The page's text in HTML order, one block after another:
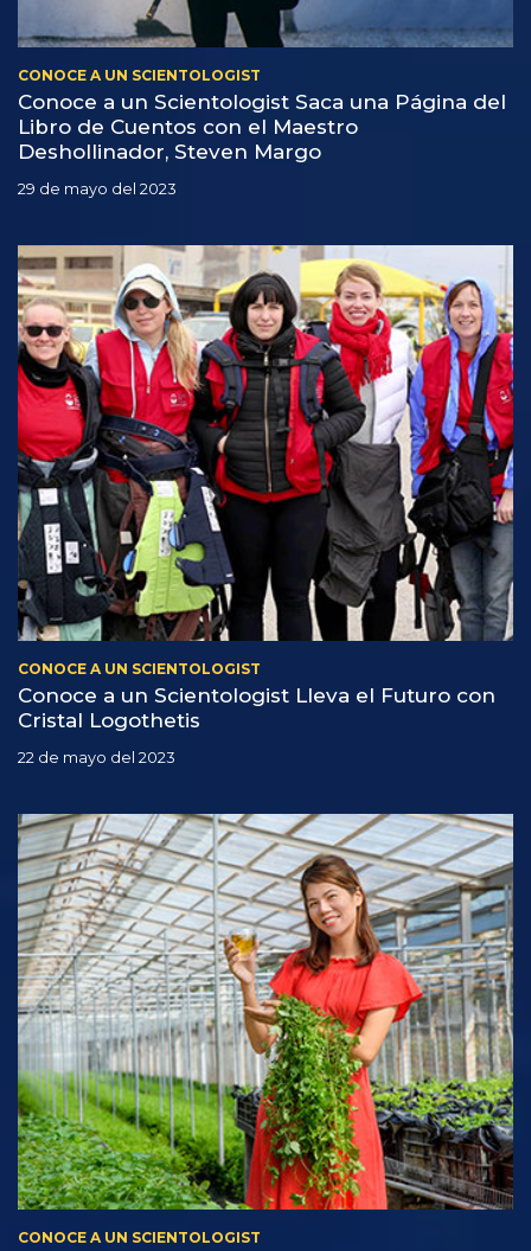
CONOCE A UN SCIENTOLOGIST
Conoce a un Scientologist Saca una Página del
Libro de Cuentos con el Maestro
Deshollinador, Steven Margo
29 de mayo del 2023
CONOCE A UN SCIENTOLOGIST
Conoce a un Scientologist Lleva el Futuro con
Cristal Logothetis
22 de mayo del 2023
CONOCE A UN SCIENTOLOGIST